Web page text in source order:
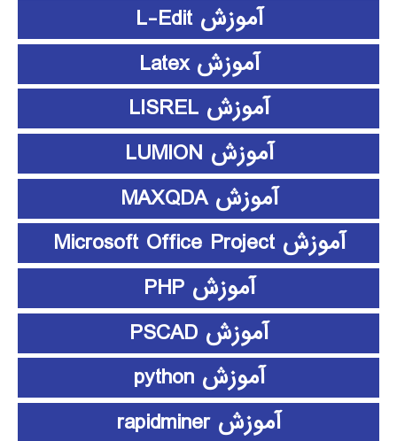
آموزش L-Edit
آموزش Latex
آموزش LISREL
آموزش LUMION
آموزش MAXQDA
آموزش Microsoft Office Project
آموزش PHP
آموزش PSCAD
آموزش python
آموزش rapidminer